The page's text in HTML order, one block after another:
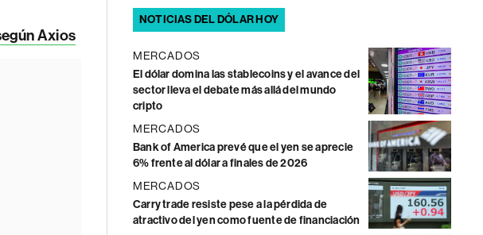
Axios
NOTICIAS DEL DÓLAR HOY
MERCADOS
El dólar domina las stablecoins y el avance del
sector lleva el debate más allá del mundo
cripto
MERCADOS
Bank of America prevé que el yen se aprecie
6% frente al dólar a finales de 2026
MERCADOS
Carry trade resiste pese a la pérdida de
atractivo del yen como fuente de financiación